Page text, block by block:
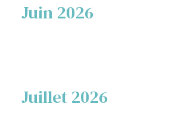
Juin 2026
Juillet 2026